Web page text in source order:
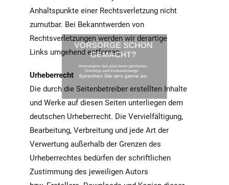
Anhaltspunkte einer Rechtsverletzung nicht
zumutbar. Bei Bekanntwerden von
Rechtsverletzungen werden wir derartige
Links umgehend entfernen.
Urheberrecht
Die durch die Seitenbetreiber erstellten Inhalte
und Werke auf diesen Seiten unterliegen dem
deutschen Urheberrecht. Die Vervielfältigung,
Bearbeitung, Verbreitung und jede Art der
Verwertung außerhalb der Grenzen des
Urheberrechtes bedürfen der schriftlichen
Zustimmung des jeweiligen Autors
VORSORGE SCHON
GEMACHT?
Vereinbaren Sie jetzt Ihren jährlichen
CheckUp und Krebsvorsorge.
Sprechen Sie uns gerne an.